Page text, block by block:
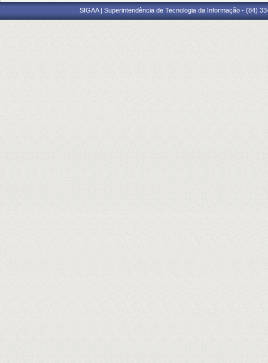
SIGAA | Superintendência de Tecnologia da Informação - (84)